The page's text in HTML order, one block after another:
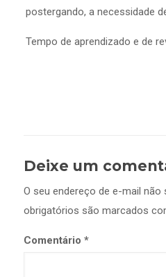
postergando, a necessidade
Tempo de aprendizado e de
Deixe um
O seu endereço de e-mail não
obrigatórios são marcados
Comentário *